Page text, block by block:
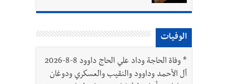
الوفيات
*
وفاة الحاجة وداد علي الحاج داوود 8-8-2026
آل الأحمد وداوود والنقيب والعسكري ودوغان